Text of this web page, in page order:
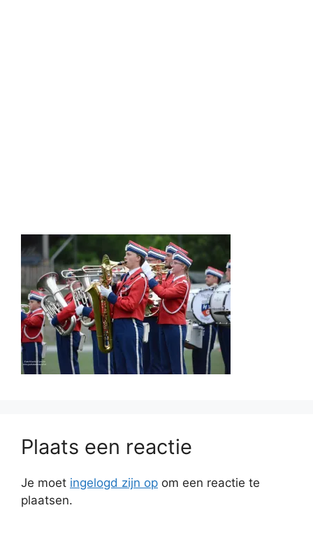
Plaats een reactie
Je moet ingelogd zijn op om een reactie te
plaatsen.